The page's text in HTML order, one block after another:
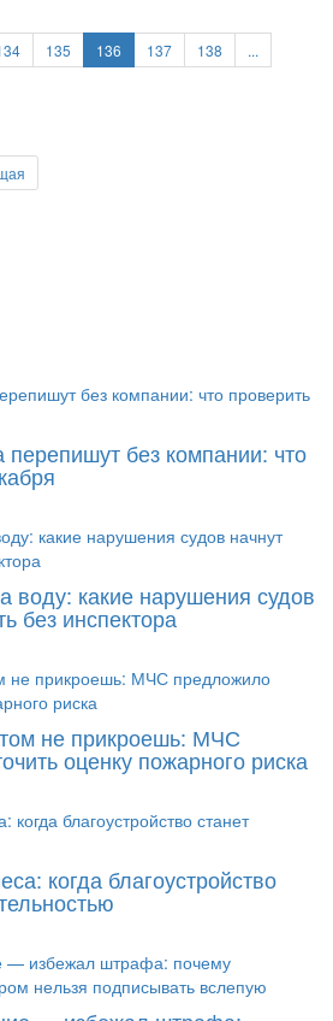
135 136 137 138
...
перепишут без компании: что
воду: какие нарушения судов
без инспектора
не прикроешь: МЧС
оценку пожарного риска
когда благоустройство